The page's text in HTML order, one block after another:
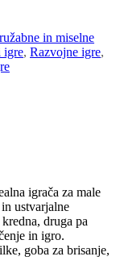
in miselne
igre, Razvojne igre,
igrača za male
ustvarjalne
druga pa
in igro.
goba za brisanje,